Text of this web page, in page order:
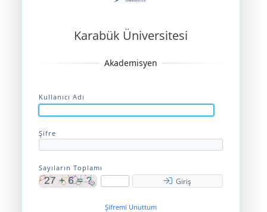
Karabük Üniversitesi
Kullanıcı Adı
Şifre
Sayıların Toplamı
Giriş
Şifremi Unuttum